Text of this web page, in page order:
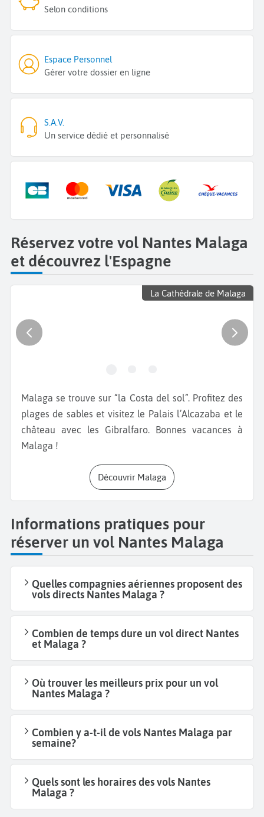
Selon conditions
Espace Personnel
Gérer votre dossier en ligne
S.A.V.
Un service dédié et personnalisé
Réservez votre vol Nantes Malaga
et découvrez l'Espagne
La Cathédrale de Malaga
Malaga se trouve sur “la Costa del sol”. Profitez des
plages de sables et visitez le Palais l’Alcazaba et le
château avec les Gibralfaro. Bonnes vacances à
Malaga !
Découvrir Malaga
Informations pratiques pour
réserver un vol Nantes Malaga
Quelles compagnies aériennes proposent des
vols directs Nantes Malaga ?
Combien de temps dure un vol direct Nantes
et Malaga ?
Où trouver les meilleurs prix pour un vol
Nantes Malaga ?
Combien y a-t-il de vols Nantes Malaga par
semaine?
Quels sont les horaires des vols Nantes
Malaga ?